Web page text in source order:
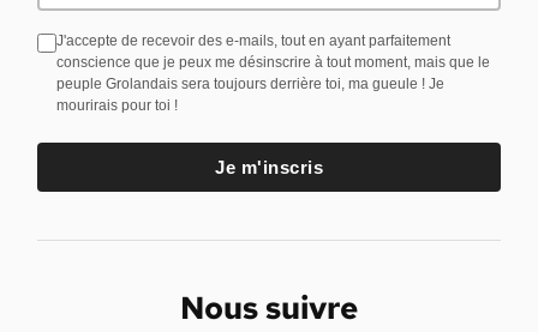
J'accepte de recevoir des e-mails, tout en ayant parfaitement
conscience que je peux me désinscrire à tout moment, mais que le
peuple Grolandais sera toujours derrière toi, ma gueule ! Je
mourirais pour toi !
Je m'inscris
Nous suivre